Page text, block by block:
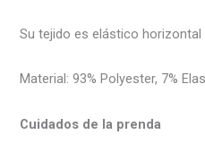
Su tejido es elástico horizontal
Material: 93% Polyester, 7%
Cuidados de la prenda